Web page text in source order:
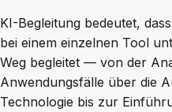
KI-Begleitung bedeutet,
bei einem einzelnen Tool
Weg begleitet — von der
Anwendungsfälle über die
Technologie bis zur